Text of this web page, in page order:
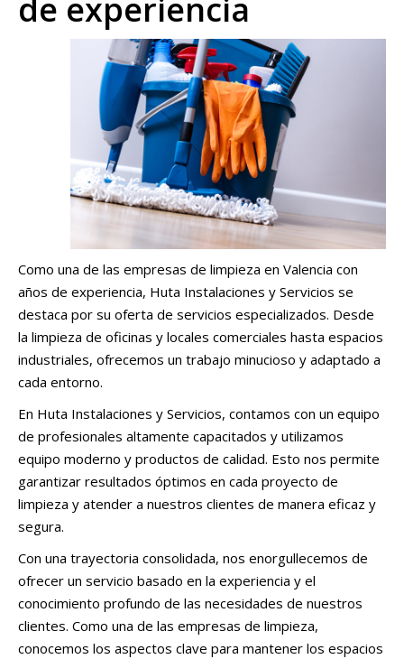
de experiencia
Como una de las empresas de limpieza en Valencia con
años de experiencia, Huta Instalaciones y Servicios se
destaca por su oferta de servicios especializados. Desde
la limpieza de oficinas y locales comerciales hasta espacios
industriales, ofrecemos un trabajo minucioso y adaptado a
cada entorno.
En Huta Instalaciones y Servicios, contamos con un equipo
de profesionales altamente capacitados y utilizamos
equipo moderno y productos de calidad. Esto nos permite
garantizar resultados óptimos en cada proyecto de
limpieza y atender a nuestros clientes de manera eficaz y
segura.
Con una trayectoria consolidada, nos enorgullecemos de
ofrecer un servicio basado en la experiencia y el
conocimiento profundo de las necesidades de nuestros
clientes. Como una de las empresas de limpieza,
conocemos los aspectos clave para mantener los espacios